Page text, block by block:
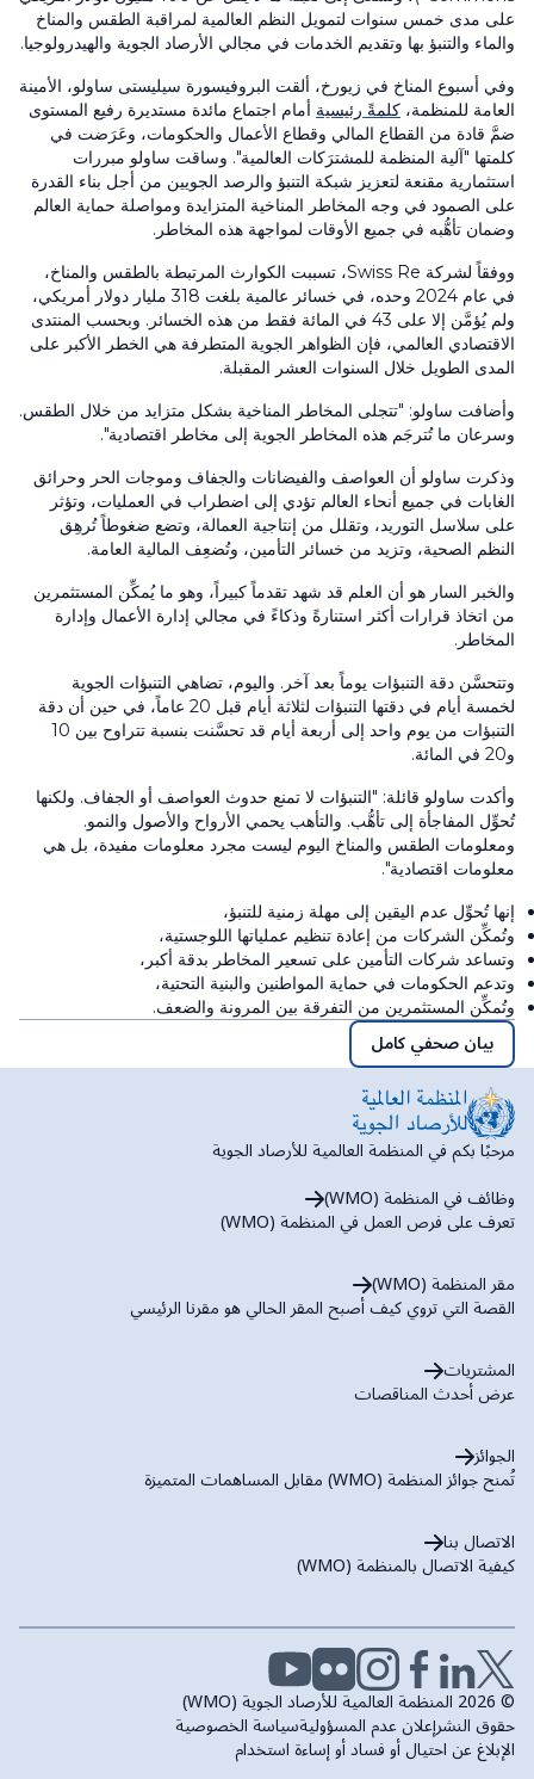
على مدى خمس سنوات لتمويل النظم العالمية لمراقبة الطقس والمناخ
والماء والتنبؤ بها وتقديم الخدمات في مجالي الأرصاد الجوية والهيدرولوجيا.
وفي أسبوع المناخ في زيورخ، ألقت البروفيسورة سيليستى ساولو، الأمينة
العامة للمنظمة، كلمةً رئيسية أمام اجتماع مائدة مستديرة رفيع المستوى
ضمَّ قادة من القطاع المالي وقطاع الأعمال والحكومات، وعَرَضت في
كلمتها "آلية المنظمة للمشترَكات العالمية". وساقت ساولو مبررات
استثمارية مقنعة لتعزيز شبكة التنبؤ والرصد الجويين من أجل بناء القدرة
على الصمود في وجه المخاطر المناخية المتزايدة ومواصلة حماية العالم
وضمان تأهُّبه في جميع الأوقات لمواجهة هذه المخاطر.
ووفقاً لشركة Swiss Re، تسببت الكوارث المرتبطة بالطقس والمناخ،
في عام 2024 وحده، في خسائر عالمية بلغت 318 مليار دولار أمريكي،
ولم يُؤمَّن إلا على 43 في المائة فقط من هذه الخسائر. وبحسب المنتدى
الاقتصادي العالمي، فإن الظواهر الجوية المتطرفة هي الخطر الأكبر على
المدى الطويل خلال السنوات العشر المقبلة.
وأضافت ساولو: "تتجلى المخاطر المناخية بشكل متزايد من خلال الطقس.
وسرعان ما تُترجَم هذه المخاطر الجوية إلى مخاطر اقتصادية".
وذكرت ساولو أن العواصف والفيضانات والجفاف وموجات الحر وحرائق
الغابات في جميع أنحاء العالم تؤدي إلى اضطراب في العمليات، وتؤثر
على سلاسل التوريد، وتقلل من إنتاجية العمالة، وتضع ضغوطاً تُرهِق
النظم الصحية، وتزيد من خسائر التأمين، وتُضعِف المالية العامة.
والخبر السار هو أن العلم قد شهد تقدماً كبيراً، وهو ما يُمكِّن المستثمرين
من اتخاذ قرارات أكثر استنارةً وذكاءً في مجالي إدارة الأعمال وإدارة
المخاطر.
وتتحسَّن دقة التنبؤات يوماً بعد آخر. واليوم، تضاهي التنبؤات الجوية
لخمسة أيام في دقتها التنبؤات لثلاثة أيام قبل 20 عاماً، في حين أن دقة
التنبؤات من يوم واحد إلى أربعة أيام قد تحسَّنت بنسبة تتراوح بين 10
و20 في المائة.
وأكدت ساولو قائلة: "التنبؤات لا تمنع حدوث العواصف أو الجفاف. ولكنها
تُحوِّل المفاجأة إلى تأهُّب. والتأهب يحمي الأرواح والأصول والنمو.
ومعلومات الطقس والمناخ اليوم ليست مجرد معلومات مفيدة، بل هي
معلومات اقتصادية".
إنها تُحوِّل عدم اليقين إلى مهلة زمنية للتنبؤ،
وتُمكِّن الشركات من إعادة تنظيم عملياتها اللوجستية،
وتساعد شركات التأمين على تسعير المخاطر بدقة أكبر،
وتدعم الحكومات في حماية المواطنين والبنية التحتية،
وتُمكِّن المستثمرين من التفرقة بين المرونة والضعف.
بيان صحفي كامل
مرحبًا بكم في المنظمة العالمية للأرصاد الجوية
وظائف في المنظمة (WMO)
تعرف على فرص العمل في المنظمة (WMO)
مقر المنظمة (WMO)
القصة التي تروي كيف أصبح المقر الحالي هو مقرنا الرئيسي
المشتريات
عرض أحدث المناقصات
الجوائز
تُمنح جوائز المنظمة (WMO) مقابل المساهمات المتميزة
الاتصال بنا
كيفية الاتصال بالمنظمة (WMO)
© 2026 المنظمة العالمية للأرصاد الجوية (WMO)
حقوق النشرإعلان عدم المسؤوليةسياسة الخصوصية
الإبلاغ عن احتيال أو فساد أو إساءة استخدام